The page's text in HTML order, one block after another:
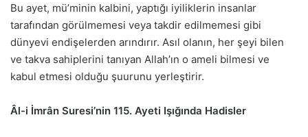
Bu ayet, mü’minin kalbini, yaptığı iyiliklerin insanlar
tarafından görülmemesi veya takdir edilmemesi gibi
dünyevi endişelerden arındırır. Asıl olanın, her şeyi bilen
ve takva sahiplerini tanıyan Allah’ın o ameli bilmesi ve
kabul etmesi olduğu şuurunu yerleştirir.
Âl-i İmrân Suresi’nin 115. Ayeti Işığında Hadisler